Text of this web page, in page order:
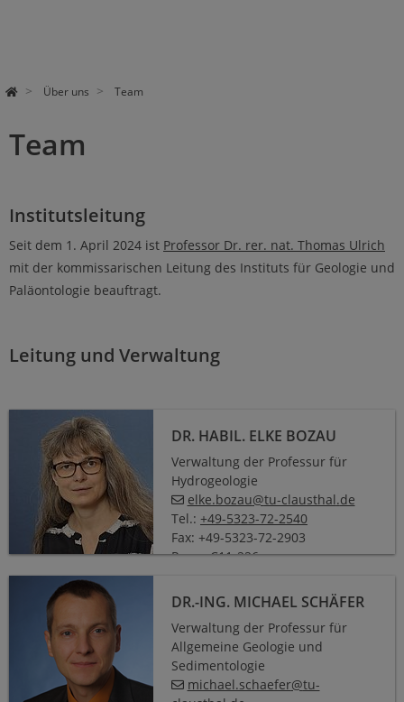
Über uns Team
Team
Institutsleitung
Seit dem 1. April 2024 ist Professor Dr. rer. nat. Thomas Ulrich
mit der kommissarischen Leitung des Instituts für Geologie und
Paläontologie beauftragt.
Leitung und Verwaltung
Dr. habil. Elke Bozau
DR. HABIL. ELKE BOZAU
Verwaltung der Professur für
Hydrogeologie
elke.bozau@tu-clausthal.de
Tel.: +49-5323-72-2540
Fax: +49-5323-72-2903
Raum C11-226
Dr.-Ing. Michael Schäfer
DR.-ING. MICHAEL SCHÄFER
Verwaltung der Professur für
Allgemeine Geologie und
Sedimentologie
michael.schaefer@tu-